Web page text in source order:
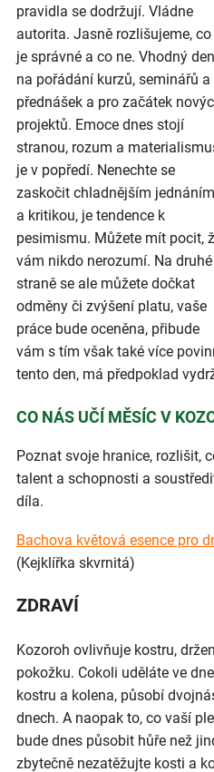
pravidla se dodržují. Vládne
autorita. Jasně rozlišujeme, co
je správné a co ne. Vhodný den
na pořádání kurzů, seminářů a
přednášek a pro začátek
projektů. Emoce dnes stojí
stranou, rozum a
je v popředí. Nenechte se
zaskočit chladnějším jednáním
a kritikou, je tendence k
pesimismu. Můžete mít pocit,
vám nikdo nerozumí. Na druhé
straně se ale můžete dočkat
odměny či zvýšení platu, vaše
práce bude oceněna, přibude
vám s tím však také více
tento den, má předpoklad
CO NÁS UČÍ MĚSÍC V
Poznat svoje hranice, rozlišit,
talent a schopnosti a
díla.
Bachova květová esence pro
(Kejklířka skvrnitá)
ZDRAVÍ
Kozoroh ovlivňuje kostru,
pokožku. Cokoli uděláte ve
kostru a kolena, působí
dnech. A naopak to, co vaší
bude dnes působit hůře než
zbytečně nezatěžujte kosti a